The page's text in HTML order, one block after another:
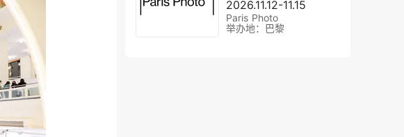
2026.11.12-11.15
Paris Photo
举办地：巴黎